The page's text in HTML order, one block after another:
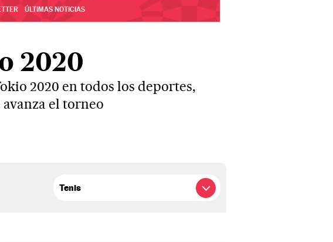
ÚLTIMAS NOTICIAS
2020
2020 en todos los deportes,
el torneo